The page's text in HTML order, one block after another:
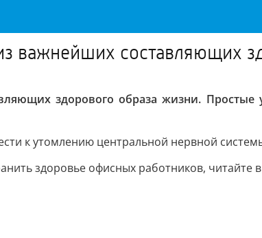
важнейших составляющих
здорового образа жизни.
к утомлению центральной нервной
здоровье офисных работников, читайте